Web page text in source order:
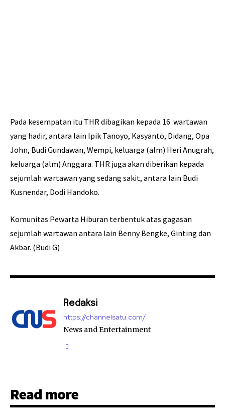
Pada kesempatan itu THR dibagikan kepada 16 wartawan
yang hadir, antara lain Ipik Tanoyo, Kasyanto, Didang, Opa
John, Budi Gundawan, Wempi, keluarga (alm) Heri Anugrah,
keluarga (alm) Anggara. THR juga akan diberikan kepada
sejumlah wartawan yang sedang sakit, antara lain Budi
Kusnendar, Dodi Handoko.
Komunitas Pewarta Hiburan terbentuk atas gagasan
sejumlah wartawan antara lain Benny Bengke, Ginting dan
Akbar. (Budi G)
Redaksi
https://channelsatu.com/
News and Entertainment
Read more